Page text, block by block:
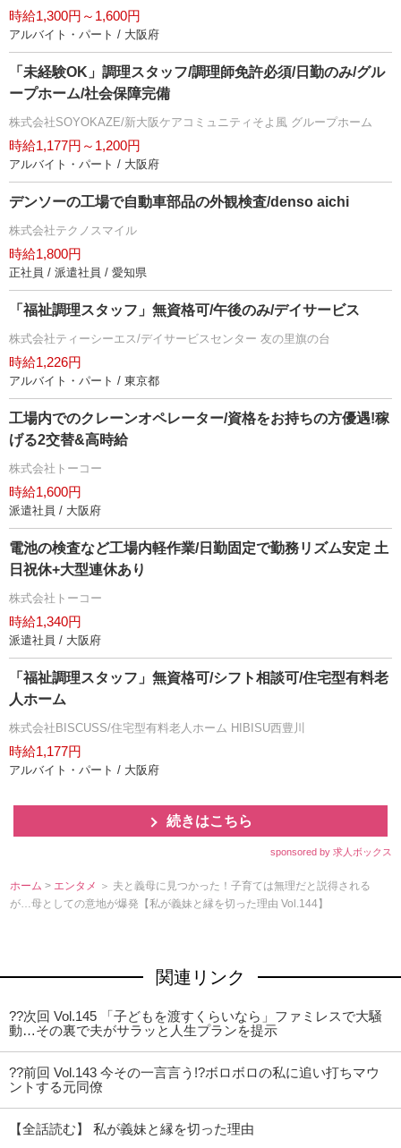
時給1,300円～1,600円
アルバイト・パート / 大阪府
「未経験OK」調理スタッフ/調理師免許必須/日勤のみ/グル
ープホーム/社会保障完備
株式会社SOYOKAZE/新大阪ケアコミュニティそよ風 グループホーム
時給1,177円～1,200円
アルバイト・パート / 大阪府
デンソーの工場で自動車部品の外観検査/denso aichi
株式会社テクノスマイル
時給1,800円
正社員 / 派遣社員 / 愛知県
「福祉調理スタッフ」無資格可/午後のみ/デイサービス
株式会社ティーシーエス/デイサービスセンター 友の里旗の台
時給1,226円
アルバイト・パート / 東京都
工場内でのクレーンオペレーター/資格をお持ちの方優遇!稼
げる2交替&高時給
株式会社トーコー
時給1,600円
派遣社員 / 大阪府
電池の検査など工場内軽作業/日勤固定で勤務リズム安定 土
日祝休+大型連休あり
株式会社トーコー
時給1,340円
派遣社員 / 大阪府
「福祉調理スタッフ」無資格可/シフト相談可/住宅型有料老
人ホーム
株式会社BISCUSS/住宅型有料老人ホーム HIBISU西豊川
時給1,177円
アルバイト・パート / 大阪府
続きはこちら
sponsored by 求人ボックス
ホーム > エンタメ ＞ 夫と義母に見つかった！子育ては無理だと説得される
が…母としての意地が爆発【私が義妹と縁を切った理由 Vol.144】
関連リンク
??次回 Vol.145 「子どもを渡すくらいなら」ファミレスで大騒
動…その裏で夫がサラッと人生プランを提示
??前回 Vol.143 今その一言言う!?ボロボロの私に追い打ちマウ
ントする元同僚
【全話読む】 私が義妹と縁を切った理由